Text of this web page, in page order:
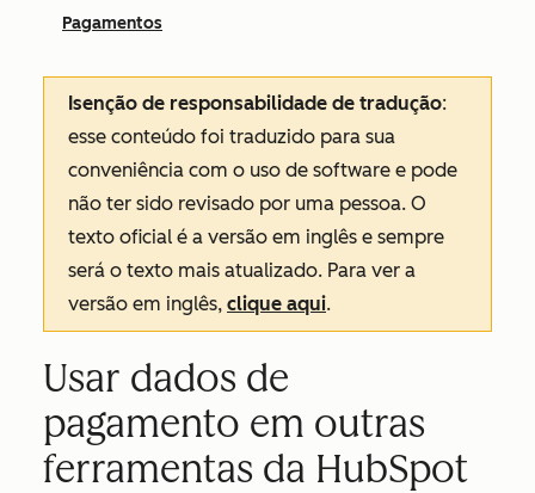
Pagamentos
Isenção de responsabilidade de tradução:
esse conteúdo foi traduzido para sua
conveniência com o uso de software e pode
não ter sido revisado por uma pessoa. O
texto oficial é a versão em inglês e sempre
será o texto mais atualizado. Para ver a
versão em inglês, clique aqui.
Usar dados de
pagamento em outras
ferramentas da HubSpot